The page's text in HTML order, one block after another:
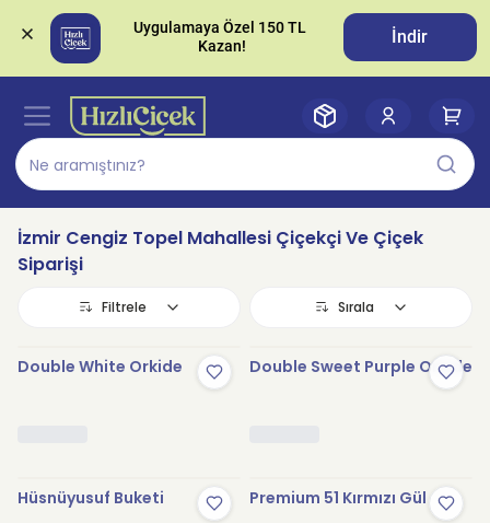
Uygulamaya Özel 150 TL
İndir
İzmir Cengiz Topel Mahallesi Çiçekçi Ve Çiçek
Siparişi
Filtrele Sırala
Double White Orkide Double Sweet Purple Orkide
Hüsnüyusuf Buketi Premium 51 Kırmızı Gül